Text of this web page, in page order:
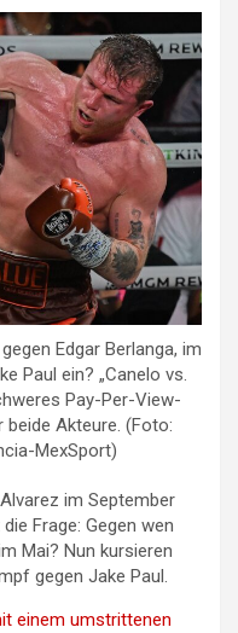
Edgar Berlanga, im
Paul ein? „Canelo vs.
Pay-Per-View-
Akteure. (Foto:
MexSport)
im September
Frage: Gegen wen
Mai? Nun kursieren
gegen Jake Paul.
einem umstrittenen